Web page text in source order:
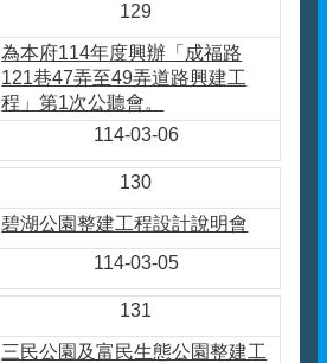
129
為本府114年度興辦「成福路
121巷47弄至49弄道路興建工
程」第1次公聽會。
114-03-06
130
碧湖公園整建工程設計說明會
114-03-05
131
三民公園及富民生態公園整建工